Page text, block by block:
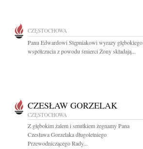
CZĘSTOCHOWA
Panu Edwardowi Stępniakowi wyrazy głębokiego
współczucia z powodu śmierci Żony składają...
CZESŁAW GORZELAK
CZĘSTOCHOWA
Z głębokim żalem i smutkiem żegnamy Pana
Czesława Gorzelaka długoletniego
Przewodniczącego Rady...